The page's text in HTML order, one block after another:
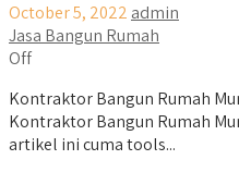
October 5, 2022 admin
Jasa Bangun Rumah
Off
Kontraktor Bangun Rumah
Kontraktor Bangun Rumah
artikel ini cuma tools...